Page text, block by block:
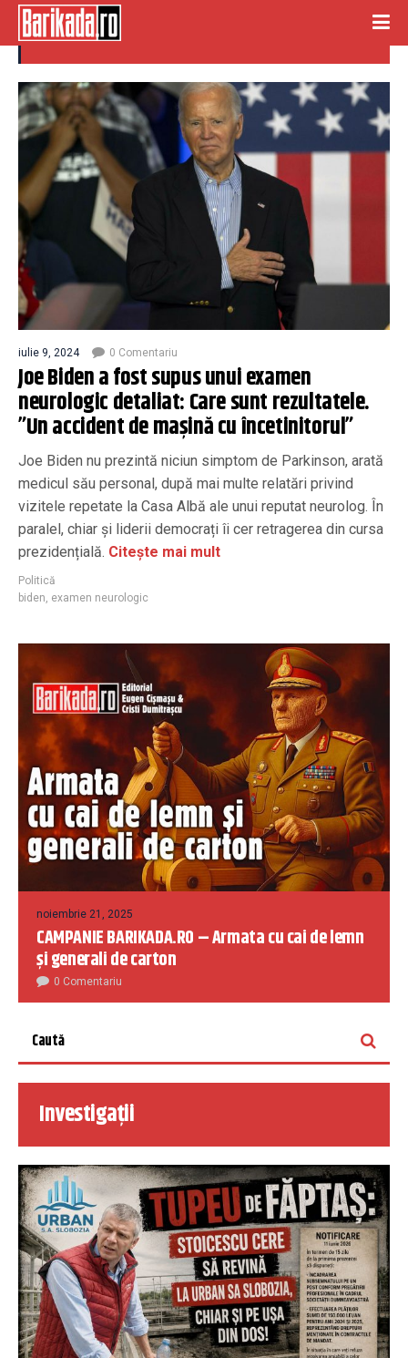
examen neurologic
iulie 9, 2024 0 Comentariu
Joe Biden a fost supus unui examen
neurologic detaliat: Care sunt rezultatele.
”Un accident de mașină cu încetinitorul”
Joe Biden nu prezintă niciun simptom de Parkinson, arată
medicul său personal, după mai multe relatări privind
vizitele repetate la Casa Albă ale unui reputat neurolog. În
paralel, chiar și liderii democrați îi cer retragerea din cursa
prezidențială. Citește mai mult
Politică
biden, examen neurologic
noiembrie 21, 2025
CAMPANIE BARIKADA.RO – Armata cu cai de lemn
și generali de carton
0 Comentariu
Investigații